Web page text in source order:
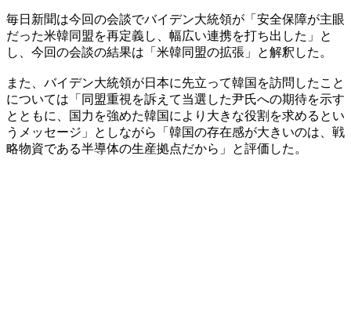
毎日新聞は今回の会談でバイデン大統領が「安全保障が主眼
だった米韓同盟を再定義し、幅広い連携を打ち出した」と
し、今回の会談の結果は「米韓同盟の拡張」と解釈した。
また、バイデン大統領が日本に先立って韓国を訪問したこと
については「同盟重視を訴えて当選した尹氏への期待を示す
とともに、国力を強めた韓国により大きな役割を求めるとい
うメッセージ」としながら「韓国の存在感が大きいのは、戦
略物資である半導体の生産拠点だから」と評価した。